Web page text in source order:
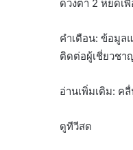
ดวงตา 2 หยดเ
คำเตือน: ข้อมูล
ติดต่อผู้เชี่ยวชา
อ่านเพิ่มเติม: ค
ดูทีวีสด